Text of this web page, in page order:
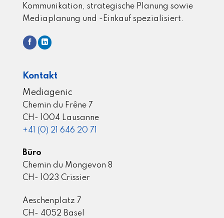
Kommunikation, strategische Planung sowie
Mediaplanung und -Einkauf spezialisiert.
Kontakt
Mediagenic
Chemin du Frêne 7
CH- 1004 Lausanne
+41 (0) 21 646 20 71
Büro
Chemin du Mongevon 8
CH- 1023 Crissier
Aeschenplatz 7
CH- 4052 Basel